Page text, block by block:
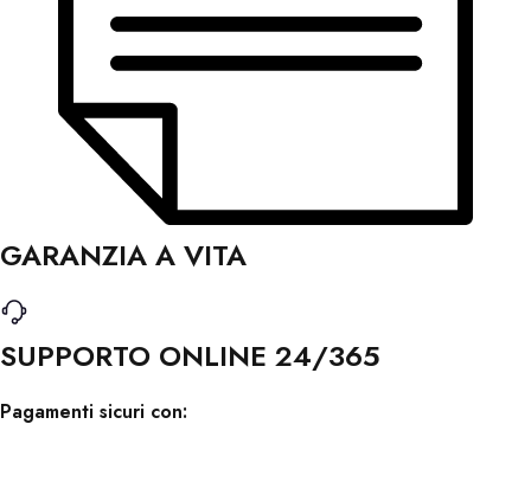
GARANZIA A VITA
SUPPORTO ONLINE 24/365
Pagamenti sicuri con: